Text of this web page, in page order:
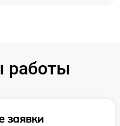
работы
заявки